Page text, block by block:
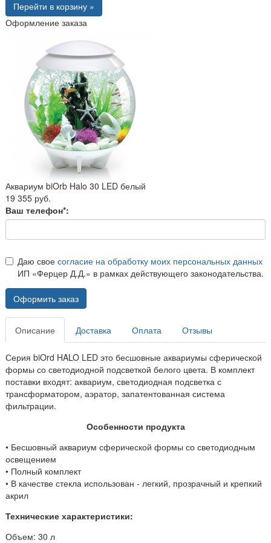
Перейти в корзину »
Оформление заказа
Аквариум biOrb Halo 30 LED белый
19 355 руб.
Ваш телефон*:
Даю свое согласие на обработку моих персональных данных
ИП «Ферцер Д.Д.» в рамках действующего законодательства.
Оформить заказ
Описание Доставка Оплата Отзывы
Серия biOrd HALO LED это бесшовные аквариумы сферической
формы со светодиодной подсветкой белого цвета. В комплект
поставки входят: аквариум, светодиодная подсветка с
трансформатором, аэратор, запатентованная система
фильтрации.
Особенности продукта
• Бесшовный аквариум сферической формы со светодиодным
освещением
• Полный комплект
• В качестве стекла использован - легкий, прозрачный и крепкий
акрил
Технические характеристики:
Объем: 30 л